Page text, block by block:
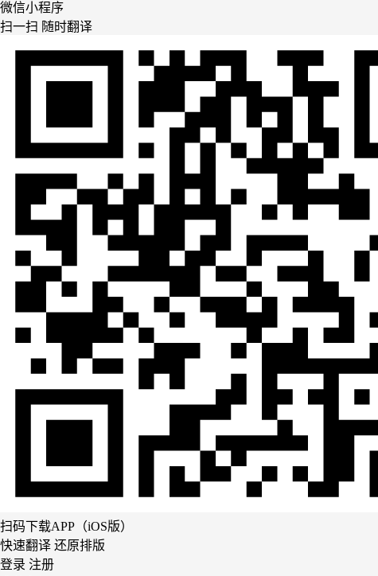
微信小程序
扫一扫 随时翻译
扫码下载APP（iOS版）
快速翻译 还原排版
登录 注册